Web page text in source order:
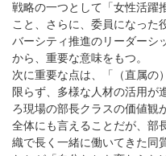
戦略の一つとして「女性活躍
こと、さらに、委員になった
バーシティ推進のリーダーシ
から、重要な意味をもつ。
次に重要な点は、「（直属の
限らず、多様な人材の活用が
ろ現場の部長クラスの価値観
全体にも言えることだが、部
織で長く一緒に働いてきた同